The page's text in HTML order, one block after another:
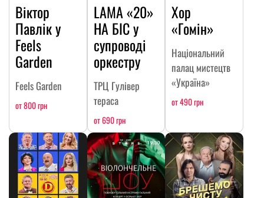
Віктор
Павлік у
Feels
Garden
Feels Garden
от 800 грн
LAMA «20»
НА БІС у
супроводі
оркестру
ТРЦ Гулівер
тераса
от 690 грн
Хор
«Гомін»
Національний
палац мистецтв
«Україна»
от 490 грн